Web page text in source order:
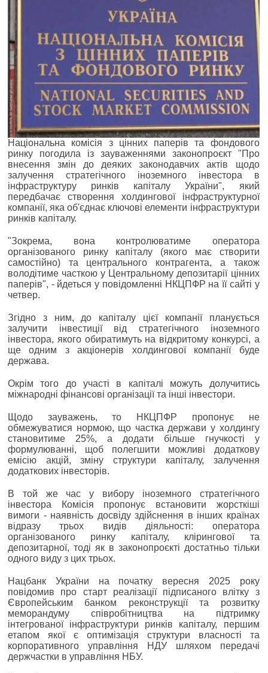
Національна комісія з цінних паперів та фондового
ринку погодила із зауваженнями законопроєкт "Про
внесення змін до деяких законодавчих актів щодо
залучення стратегічного іноземного інвестора в
інфраструктуру ринків капіталу України", який
передбачає створення холдингової інфраструктурної
компанії, яка об'єднає ключові елементи інфраструктури
ринків капіталу.
"Зокрема, вона контролюватиме оператора
організованого ринку капіталу (якого має створити
самостійно) та центрального контрагента, а також
володітиме часткою у Центральному депозитарії цінних
паперів", - йдеться у повідомленні НКЦПФР на її сайті у
четвер.
Згідно з ним, до капіталу цієї компанії планується
залучити інвестиції від стратегічного іноземного
інвестора, якого обиратимуть на відкритому конкурсі, а
ще одним з акціонерів холдингової компанії буде
держава.
Окрім того до участі в капіталі можуть долучитись
міжнародні фінансові організації та інші інвестори.
Щодо зауважень, то НКЦПФР пропонує не
обмежуватися нормою, що частка держави у холдингу
становитиме 25%, а додати більше гнучкості у
формулюванні, щоб полегшити можливі додаткову
емісію акцій, зміну структури капіталу, залучення
додаткових інвесторів.
В той же час у вибору іноземного стратегічного
інвестора Комісія пропонує встановити жорсткіші
вимоги - наявність досвіду здійснення в інших країнах
відразу трьох видів діяльності: оператора
організованого ринку капіталу, клірингової та
депозитарної, тоді як в законопроєкті достатньо тільки
одного виду з цих трьох.
Нацбанк України на початку вересня 2025 року
повідомив про старт реалізації підписаного влітку з
Європейським банком реконструкції та розвитку
меморандуму співробітництва на підтримку
інтегрованої інфраструктури ринків капіталу, першим
етапом якої є оптимізація структури власності та
корпоративного управління НДУ шляхом передачі
держчастки в управління НБУ.